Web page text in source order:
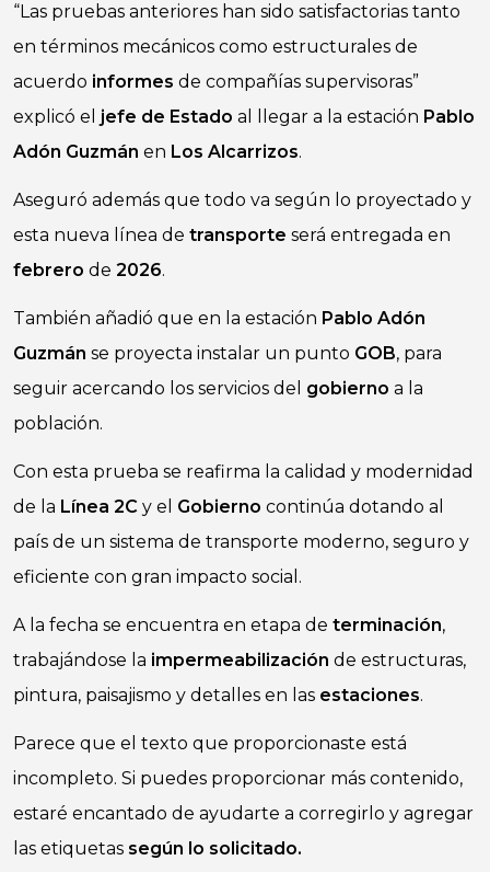
“Las pruebas anteriores han sido satisfactorias tanto
en términos mecánicos como estructurales de
acuerdo informes de compañías supervisoras”
explicó el jefe de Estado al llegar a la estación Pablo
Adón Guzmán en Los Alcarrizos.
Aseguró además que todo va según lo proyectado y
esta nueva línea de transporte será entregada en
febrero de 2026.
También añadió que en la estación Pablo Adón
Guzmán se proyecta instalar un punto GOB, para
seguir acercando los servicios del gobierno a la
población.
Con esta prueba se reafirma la calidad y modernidad
de la Línea 2C y el Gobierno continúa dotando al
país de un sistema de transporte moderno, seguro y
eficiente con gran impacto social.
A la fecha se encuentra en etapa de terminación,
trabajándose la impermeabilización de estructuras,
pintura, paisajismo y detalles en las estaciones.
Parece que el texto que proporcionaste está
incompleto. Si puedes proporcionar más contenido,
estaré encantado de ayudarte a corregirlo y agregar
las etiquetas según lo solicitado.